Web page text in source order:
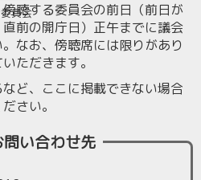
員会
聴する委員会の前日（前日が
前の開庁日）正午までに議会
なお、傍聴席には限りがあり
ただきます。
ど、ここに掲載できない場合
さい。
い合わせ先